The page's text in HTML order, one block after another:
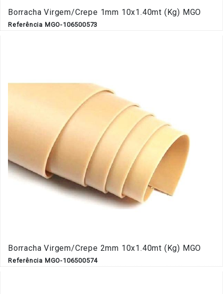
Borracha Virgem/Crepe 1mm 10x1.40mt (Kg) MGO
Referência MGO-106500573
Borracha Virgem/Crepe 2mm 10x1.40mt (Kg) MGO
Referência MGO-106500574